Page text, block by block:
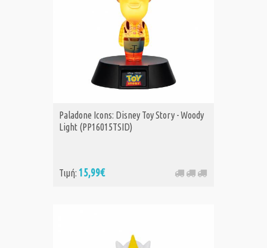
Paladone Icons: Disney Toy Story - Woody
Light (PP16015TSID)
Τιμή: 15,99€